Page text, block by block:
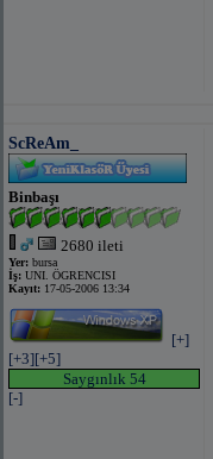
ScReAm_
Binbaşı
2680 ileti
Yer: bursa
İş: UNI. ÖGRENCISI
Kayıt: 17-05-2006 13:34
[+]
[+3][+5]
Saygınlık 54
[-]